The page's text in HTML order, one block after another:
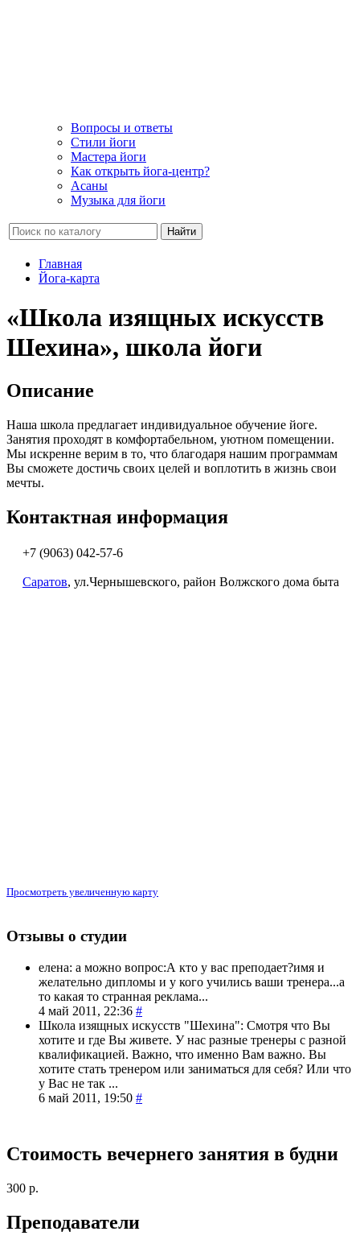
Вопросы и ответы
Стили йоги
Мастера йоги
Как открыть йога-центр?
Асаны
Музыка для йоги
Найти
Главная
Йога-карта
«Школа изящных искусств
Шехина», школа йоги
Описание
Наша школа предлагает индивидуальное обучение йоге.
Занятия проходят в комфортабельном, уютном помещении.
Мы искренне верим в то, что благодаря нашим программам
Вы сможете достичь своих целей и воплотить в жизнь свои
мечты.
Контактная информация
+7 (9063) 042-57-6
Саратов, ул.Чернышевского, район Волжского дома быта
Просмотреть увеличенную карту
Отзывы о студии
елена: а можно вопрос:А кто у вас преподает?имя и
желательно дипломы и у кого учились ваши тренера...а
то какая то странная реклама...
4 май 2011, 22:36 #
Школа изящных искусств "Шехина": Смотря что Вы
хотите и где Вы живете. У нас разные тренеры с разной
квалификацией. Важно, что именно Вам важно. Вы
хотите стать тренером или заниматься для себя? Или что
у Вас не так ...
6 май 2011, 19:50 #
Стоимость вечернего занятия в будни
300 р.
Преподаватели